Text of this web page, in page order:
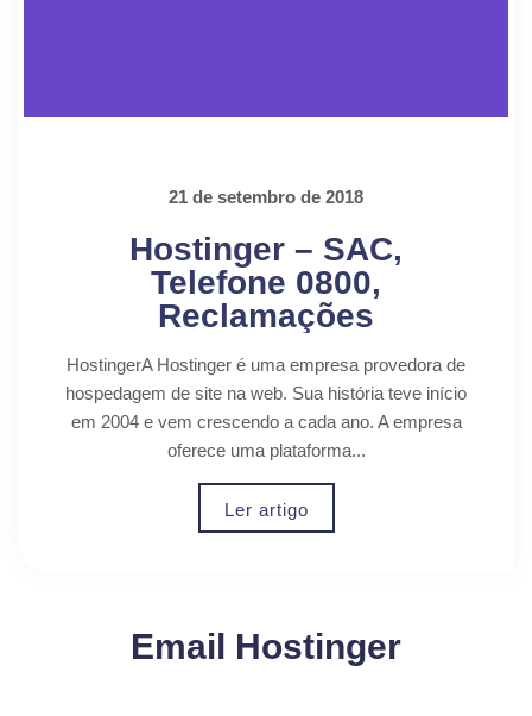
21 de setembro de 2018
Hostinger – SAC,
Telefone 0800,
Reclamações
HostingerA Hostinger é uma empresa provedora de
hospedagem de site na web. Sua história teve início
em 2004 e vem crescendo a cada ano. A empresa
oferece uma plataforma...
Ler artigo
Email Hostinger